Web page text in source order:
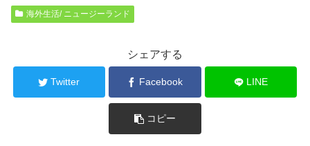
海外生活/ ニュージーランド
シェアする
Twitter Facebook LINE
コピー